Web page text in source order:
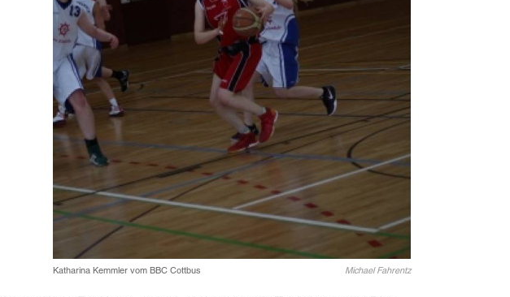
Katharina Kemmler vom BBC Cottbus Michael Fahrentz